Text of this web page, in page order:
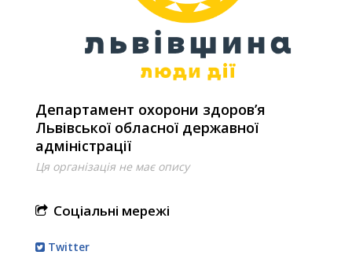
Департамент охорони здоров’я
Львівської обласної державної
адміністрації
Ця організація не має опису
Соціальні мережі
Twitter